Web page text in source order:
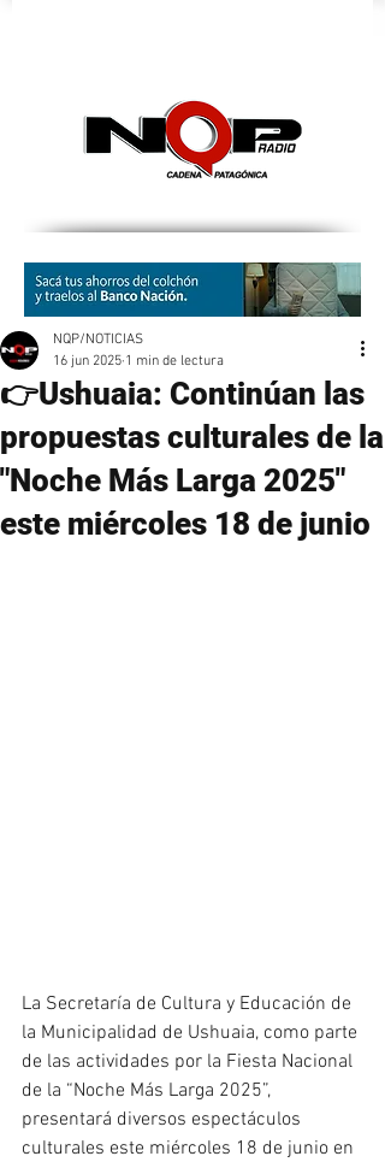
👉Ushuaia: Continúan las
propuestas culturales de la
"Noche Más Larga 2025"
este miércoles 18 de junio
NQP/NOTICIAS
16 jun 2025 1 min de lectura
La Secretaría de Cultura y Educación de
la Municipalidad de Ushuaia, como parte
de las actividades por la Fiesta Nacional
de la “Noche Más Larga 2025”,
presentará diversos espectáculos
culturales este miércoles 18 de junio en